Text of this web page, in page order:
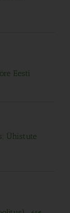
Eesti
Ühistute